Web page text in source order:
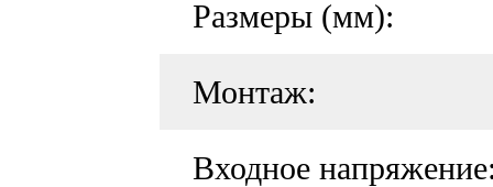
Размеры (мм):
Монтаж:
Входное